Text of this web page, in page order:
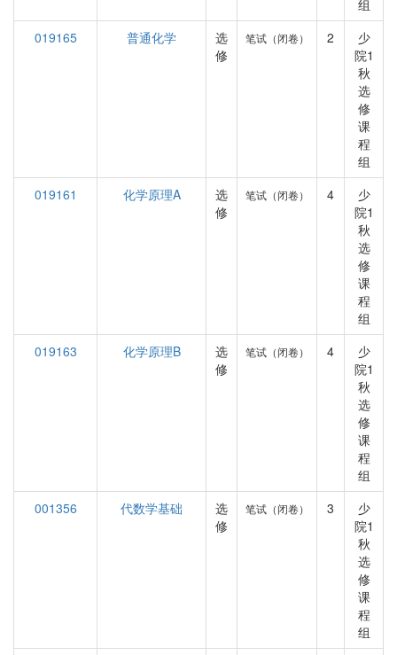
组
019165
普通化学
选
修
笔试（闭卷） 2
少
院1
秋
选
修
课
程
组
019161
化学原理A
选
修
笔试（闭卷） 4
少
院1
秋
选
修
课
程
组
019163
化学原理B
选
修
笔试（闭卷） 4
少
院1
秋
选
修
课
程
组
001356
代数学基础
选
修
笔试（闭卷） 3
少
院1
秋
选
修
课
程
组